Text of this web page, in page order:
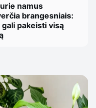
namus
brangesniais:
pakeisti visą